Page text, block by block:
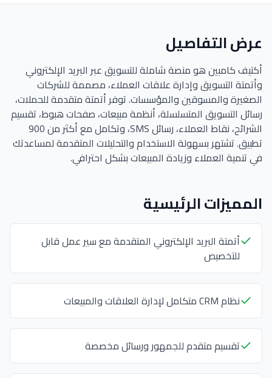
عرض التفاصيل
أكتيف كامبين هو منصة شاملة للتسويق عبر البريد الإلكتروني
وأتمتة التسويق وإدارة علاقات العملاء، مصممة للشركات
الصغيرة والمسوقين والمؤسسات. توفر أتمتة متقدمة للحملات،
رسائل التسويق المتسلسلة، أنظمة مبيعات، صفحات هبوط، تقسيم
الشرائح، نقاط العملاء، رسائل SMS، وتكامل مع أكثر من 900
تطبيق. تشتهر بسهولة الاستخدام والتحليلات المتقدمة لمساعدتك
في تنمية العملاء وزيادة المبيعات بشكل احترافي.
المميزات الرئيسية
أتمتة البريد الإلكتروني المتقدمة مع سير عمل قابل
للتخصيص
نظام CRM متكامل لإدارة العلاقات والمبيعات
تقسيم متقدم للجمهور ورسائل مخصصة